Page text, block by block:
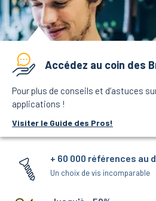
Accédez au coin des
Pour plus de conseils et d’astuces
applications !
Visiter le Guide des Pros!
+ 60 000 références au
Un choix de vis incomparable